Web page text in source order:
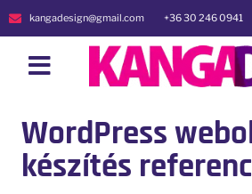
kangadesign@gmail.com +36 30 246 0941
WordPress
készítés